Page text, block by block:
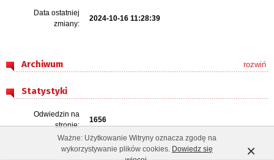
Data ostatniej
zmiany:
2024-10-16 11:28:39
Archiwum rozwiń
Statystyki
Odwiedzin na
stronie:
1656
×
Ważne: Użytkowanie Witryny oznacza zgodę na
wykorzystywanie plików cookies. Dowiedz się